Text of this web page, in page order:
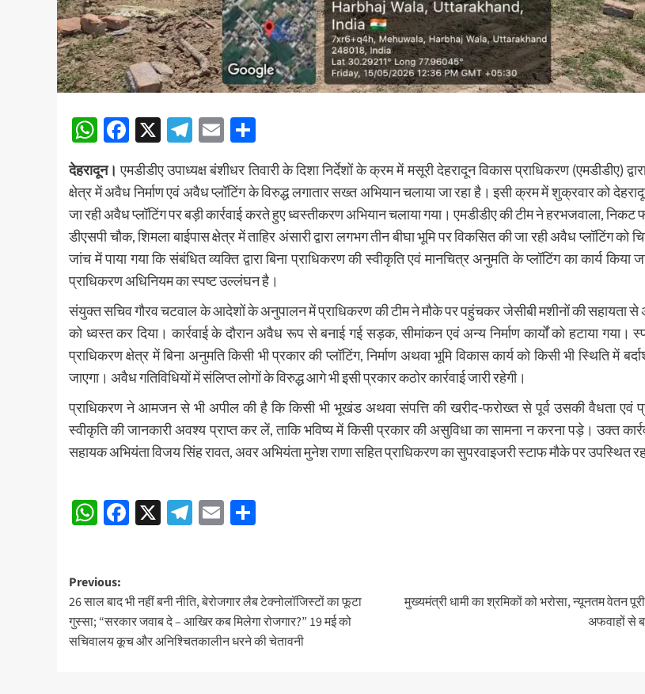
WhatsApp
Facebook
X Telegram
Email
देहरादून।एमडीडीए उपाध्यक्ष बंशीधर तिवारी के दिशा निर्देशों के क्रम में मसूरी देहरादून विकास प्राधिकरण (एमडीडीए)
क्षेत्र में अवैध निर्माण एवं अवैध प्लॉटिंग के विरुद्ध लगातार सख्त अभियान चलाया जा रहा है। इसी क्रम में शुक्रवार को
जा रही अवैध प्लॉटिंग पर बड़ी कार्रवाई करते हुए ध्वस्तीकरण अभियान चलाया गया। एमडीडीए की टीम ने हरभजवाला, निकट
डीएसपी चौक, शिमला बाईपास क्षेत्र में ताहिर अंसारी द्वारा लगभग तीन बीघा भूमि पर विकसित की जा रही अवैध प्लॉटिंग को
जांच में पाया गया कि संबंधित व्यक्ति द्वारा बिना प्राधिकरण की स्वीकृति एवं मानचित्र अनुमति के प्लॉटिंग का कार्य किया
प्राधिकरण अधिनियम का स्पष्ट उल्लंघन है।
संयुक्त सचिव गौरव चटवाल के आदेशों के अनुपालन में प्राधिकरण की टीम ने मौके पर पहुंचकर जेसीबी मशीनों की सहायता से
को ध्वस्त कर दिया। कार्रवाई के दौरान अवैध रूप से बनाई गई सड़क, सीमांकन एवं अन्य निर्माण कार्यों को हटाया गया।
प्राधिकरण क्षेत्र में बिना अनुमति किसी भी प्रकार की प्लॉटिंग, निर्माण अथवा भूमि विकास कार्य को किसी भी स्थिति में
जाएगा। अवैध गतिविधियों में संलिप्त लोगों के विरुद्ध आगे भी इसी प्रकार कठोर कार्रवाई जारी रहेगी।
प्राधिकरण ने आमजन से भी अपील की है कि किसी भी भूखंड अथवा संपत्ति की खरीद-फरोख्त से पूर्व उसकी वैधता एवं
स्वीकृति की जानकारी अवश्य प्राप्त कर लें, ताकि भविष्य में किसी प्रकार की असुविधा का सामना न करना पड़े। उक्त
सहायक अभियंता विजय सिंह रावत, अवर अभियंता मुनेश राणा सहित प्राधिकरण का सुपरवाइजरी स्टाफ मौके पर उपस्थित
Post
navigation
WhatsApp
Facebook
X Telegram
Email
Post
navigation
Previous:
26 साल बाद भी नहीं बनी नीति, बेरोजगार लैब टेक्नोलॉजिस्टों का फूटा
गुस्सा; “सरकार जवाब दे – आखिर कब मिलेगा रोजगार?” 19 मई को
सचिवालय कूच और अनिश्चितकालीन धरने की चेतावनी
मुख्यमंत्री धामी का श्रमिकों को भरोसा, न्यूनतम वेतन
अफवाहों से